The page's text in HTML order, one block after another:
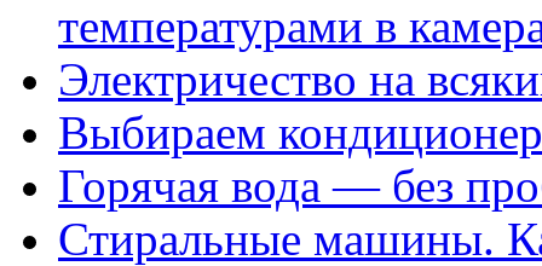
температурами в
Электричество на
Выбираем кондиционер
Горячая вода — без
Стиральные машины.